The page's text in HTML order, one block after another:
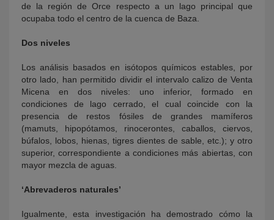
de la región de Orce respecto a un lago principal que
ocupaba todo el centro de la cuenca de Baza.
Dos niveles
Los análisis basados en isótopos químicos estables, por
otro lado, han permitido dividir el intervalo calizo de Venta
Micena en dos niveles: uno inferior, formado en
condiciones de lago cerrado, el cual coincide con la
presencia de restos fósiles de grandes mamíferos
(mamuts, hipopótamos, rinocerontes, caballos, ciervos,
búfalos, lobos, hienas, tigres dientes de sable, etc.); y otro
superior, correspondiente a condiciones más abiertas, con
mayor mezcla de aguas.
‘Abrevaderos naturales’
Igualmente, esta investigación ha demostrado cómo la